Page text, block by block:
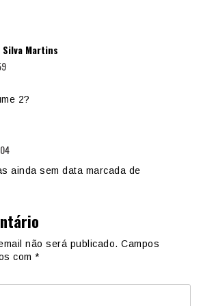
Martins
2?
ainda sem data marcada de
não será publicado. Campos
com *